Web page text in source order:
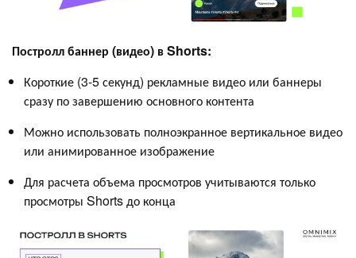
Постролл баннер (видео) в Shorts:
Короткие (3-5 секунд) рекламные видео или баннеры
сразу по завершению основного контента
Можно использовать полноэкранное вертикальное видео
или анимированное изображение
Для расчета объема просмотров учитываются только
просмотры Shorts до конца